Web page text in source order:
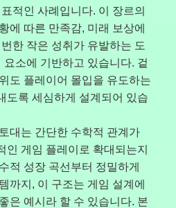
적인 사례입니다. 이 장르의
에 따른 만족감, 미래 보상에
한 작은 성취가 유발하는 도
소에 기반하고 있습니다. 겉
도 플레이어 몰입을 유도하는
도록 세심하게 설계되어 있습
대는 간단한 수학적 관계가
인 게임 플레이로 확대되는지
적 성장 곡선부터 정밀하게
까지, 이 구조는 게임 설계에
은 예시라 할 수 있습니다. 본